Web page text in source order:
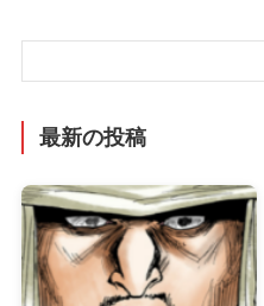
最新の投稿